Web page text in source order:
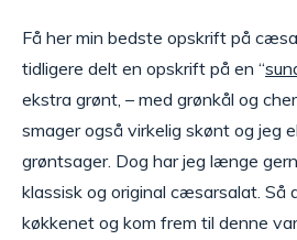
Få her min bedste opskrift på
tidligere delt en opskrift på en “
ekstra grønt, – med grønkål og
smager også virkelig skønt og jeg
grøntsager. Dog har jeg længe
klassisk og original cæsarsalat. Så
køkkenet og kom frem til denne